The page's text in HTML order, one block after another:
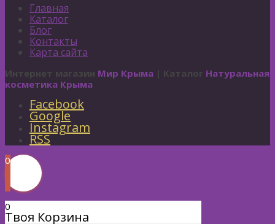
Главная
Каталог
Блог
Контакты
Карта сайта
Интернет магазин Мир Крыма | Каталог Натуральная
косметика Крыма
Facebook
Google
Instagram
RSS
0
0
Твоя Корзина